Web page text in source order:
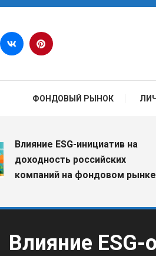
Перейти к содержимому
ФОНДОВЫЙ РЫНОК
ESG-инициатив на
российских
на фондовом рынке
Влияние